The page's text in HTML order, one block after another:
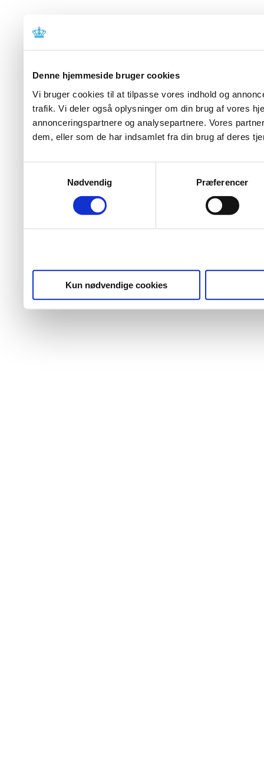
Denne hjemmeside bruger cookies
Vi bruger cookies til at tilpasse vores indhold og
trafik. Vi deler også oplysninger om din brug af vores
annonceringspartnere og analysepartnere. Vores
dem, eller som de har indsamlet fra din brug af deres
Nødvendig
Præferencer
Kun nødvendige cookies